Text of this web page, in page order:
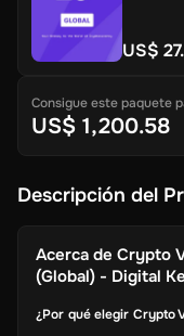
US$
Consigue este paquete
US$ 1,200.58
Descripción del
Acerca de Crypto
(Global) - Digital
¿Por qué elegir Crypto